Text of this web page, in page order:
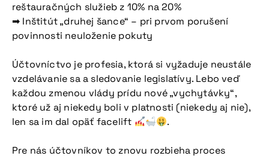
reštauračných služieb z 10% na 20%
➡ Inštitút „druhej šance“ – pri prvom porušení
povinnosti neuloženie pokuty
Účtovníctvo je profesia, ktorá si vyžaduje neustále
vzdelávanie sa a sledovanie legislatívy. Lebo veď
každou zmenou vlády prídu nové „vychytávky“,
ktoré už aj niekedy boli v platnosti (niekedy aj nie),
len sa im dal opäť facelift
.
Pre nás účtovníkov to znovu rozbieha proces
Nepremeškajte